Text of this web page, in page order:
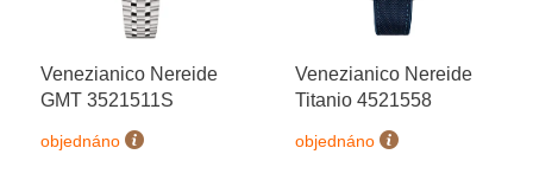
Venezianico Nereide
GMT 3521511S
objednáno
Venezianico Nereide
Titanio 4521558
objednáno